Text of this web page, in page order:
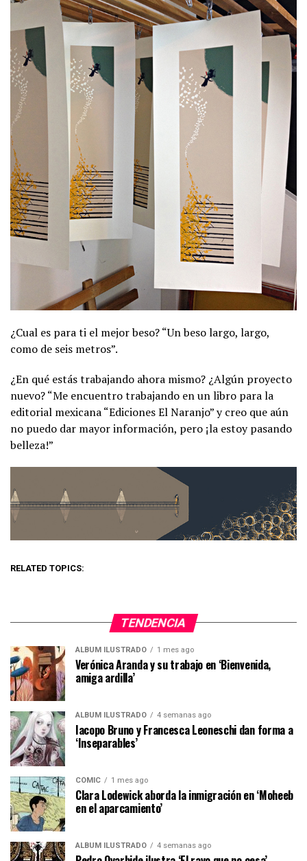
¿Cual es para ti el mejor beso? “Un beso largo, largo,
como de seis metros”.
¿En qué estás trabajando ahora mismo? ¿Algún proyecto
nuevo? “Me encuentro trabajando en un libro para la
editorial mexicana “Ediciones El Naranjo” y creo que aún
no puedo dar mayor información, pero ¡la estoy pasando
belleza!”
RELATED TOPICS:
TENDENCIA
ÁLBUM ILUSTRADO 1 mes ago
Verónica Aranda y su trabajo en ‘Bienvenida,
amiga ardilla’
ÁLBUM ILUSTRADO 4 semanas ago
Iacopo Bruno y Francesca Leoneschi dan forma a
‘Inseparables’
CÓMIC 1 mes ago
Clara Lodewick aborda la inmigración en ‘Moheeb
en el aparcamiento’
ÁLBUM ILUSTRADO 4 semanas ago